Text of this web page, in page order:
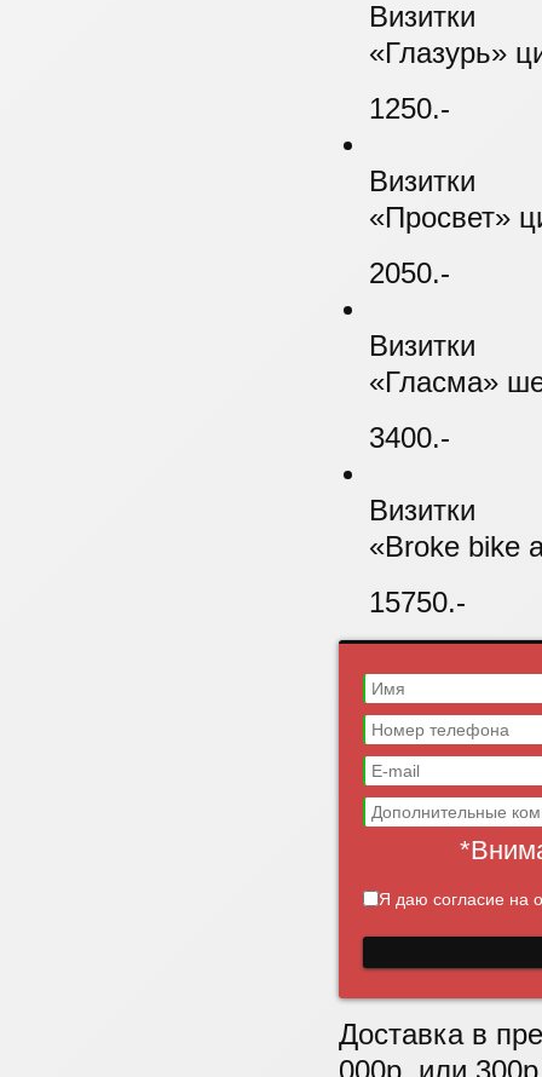
Визитки
«Глазурь»
1250.-
Визитки
«Просвет»
2050.-
Визитки
«Гласма»
3400.-
Визитки
«Broke bike
15750.-
Я даю согласие на
Доставка в